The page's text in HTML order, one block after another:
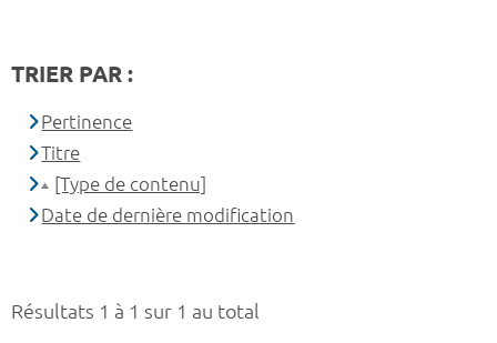
Résultats 1 à 1 sur 1 au total
TRIER PAR :
Pertinence
Titre
[Type de contenu]
Date de dernière modification